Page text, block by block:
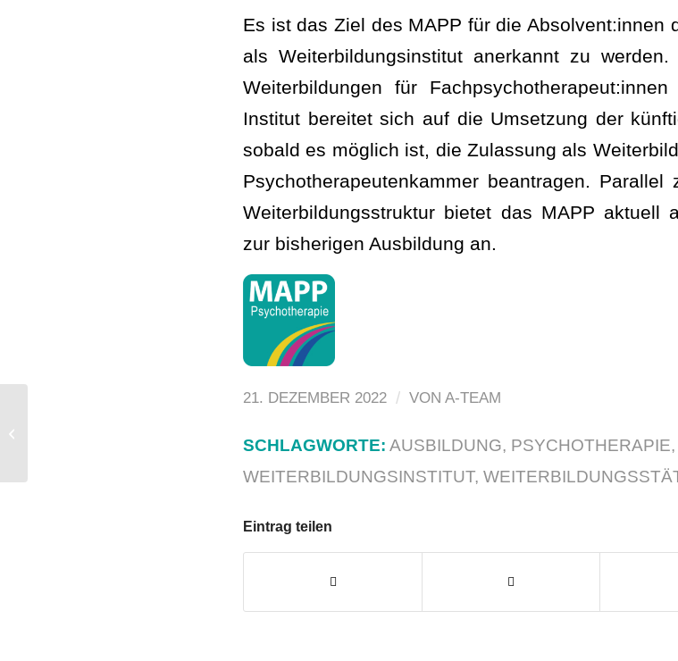
Es ist das Ziel des MAPP für die Absolvent:innen
als Weiterbildungsinstitut anerkannt zu
Weiterbildungen für
Institut bereitet sich auf die Umsetzung der
sobald es möglich ist, die Zulassung als
Psychotherapeutenkammer beantragen.
Weiterbildungsstruktur bietet das MAPP aktuell
zur bisherigen Ausbildung an.
21. DEZEMBER 2022 / VON A-TEAM
SCHLAGWORTE: AUSBILDUNG, PSYCHOTHERAPIE,
WEITERBILDUNGSINSTITUT,
Eintrag teilen